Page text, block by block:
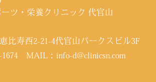
ツ・栄養クリニック 代官山
比寿西2-21-4代官山パークスビル3F
MAIL：info-d@clinicsn.com